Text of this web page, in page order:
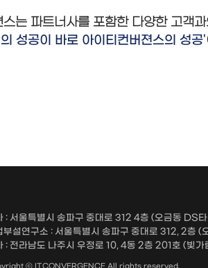
스는 파트너사를 포함한 다양한 고
성공이 바로 아이티컨버젼스의 성공'
: 서울특별시 송파구 중대로 312 4층 (오금동 DS
부설연구소 : 서울특별시 송파구 중대로 312, 2층 (
: 전라남도 나주시 우정로 10, 4동 2층 201호 (빛가
ⓒ ITCONVERGENCE All rights reserved.